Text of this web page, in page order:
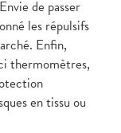
de passer
les répulsifs
Enfin,
thermomètres,
en tissu ou